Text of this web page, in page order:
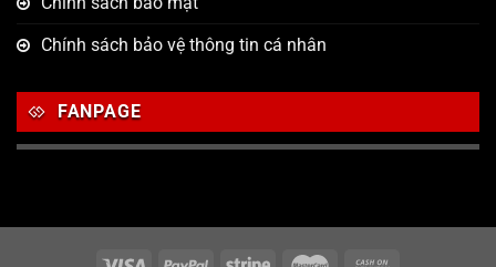
Chính sách bảo vệ thông tin cá nhân
FANPAGE